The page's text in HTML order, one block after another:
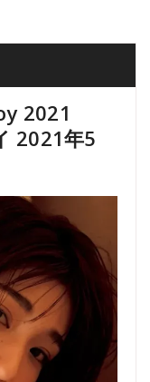
2021
2021年5